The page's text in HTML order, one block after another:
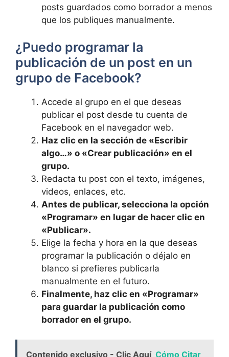
posts guardados como borrador a menos
que los publiques ⁤manualmente.
¿Puedo programar la
⁤publicación de un post en un
grupo de ⁢Facebook?
Accede al grupo ⁣en el que deseas ​
publicar el post desde tu cuenta de
Facebook en el ⁣navegador web.
Haz clic ⁤en la sección de «Escribir
algo…» ‍o «Crear publicación» en​ el
grupo.
Redacta tu post con el texto, imágenes,
videos, ‍enlaces, etc.
Antes de publicar, selecciona la opción
«Programar» en lugar ⁢de hacer ‌clic en
«Publicar».
Elige la fecha y ⁣hora en la que deseas
programar la publicación o déjalo en
blanco si prefieres publicarla
manualmente en‌ el futuro.
Finalmente, haz clic en «Programar»
para guardar⁣ la publicación como
borrador en​ el ⁢grupo.
Contenido exclusivo - Clic Aquí Cómo Citar